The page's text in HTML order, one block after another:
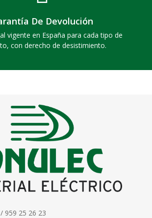
De Devolución
vigente en España para cada tipo de
con derecho de desistimiento.
959 25 26 23